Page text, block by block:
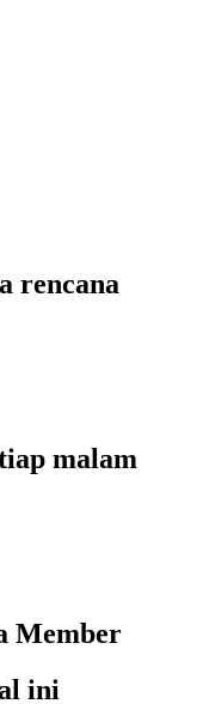
rencana
malam
Member
ini